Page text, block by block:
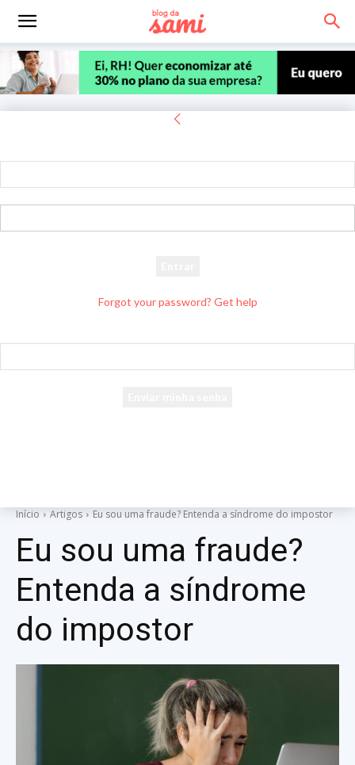
Forgot your password? Get help
Início Artigos Eu sou uma fraude? Entenda a síndrome do impostor
Eu sou uma fraude?
Entenda a síndrome
do impostor